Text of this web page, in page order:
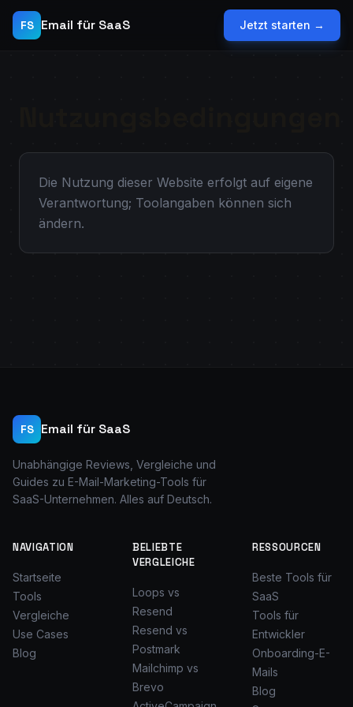
FS Email für SaaS Jetzt starten →
Die Nutzung dieser Website erfolgt auf eigene
Verantwortung; Toolangaben können sich
ändern.
FS Email für SaaS
Unabhängige Reviews, Vergleiche und
Guides zu E-Mail-Marketing-Tools für
SaaS-Unternehmen. Alles auf Deutsch.
NAVIGATION
Startseite
Tools
Vergleiche
Use Cases
Blog
BELIEBTE
VERGLEICHE
Loops vs
Resend
Resend vs
Postmark
Mailchimp vs
Brevo
RESSOURCEN
Beste Tools für
SaaS
Tools für
Entwickler
Onboarding-E-
Mails
Blog